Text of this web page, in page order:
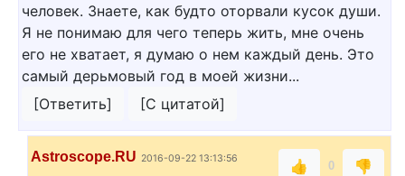
человек. Знаете, как будто оторвали кусок души.
Я не понимаю для чего теперь жить, мне очень
его не хватает, я думаю о нем каждый день. Это
самый дерьмовый год в моей жизни...
[Ответить]
[С цитатой]
Astroscope.RU 2016-09-22 13:13:56 👍 0 👎